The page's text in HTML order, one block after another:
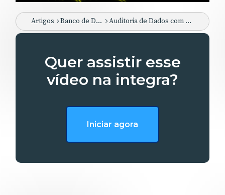
Artigos Banco de Dados Auditoria de Dados com Banco de Dados Firebird
Quer assistir esse
vídeo na integra?
Iniciar agora